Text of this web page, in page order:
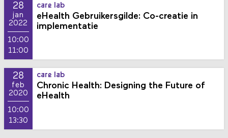
28
jan
2022
10:00
11:00
care lab
eHealth Gebruikersgilde: Co-creatie in
implementatie
28
feb
2020
10:00
13:30
care lab
Chronic Health: Designing the Future of
eHealth